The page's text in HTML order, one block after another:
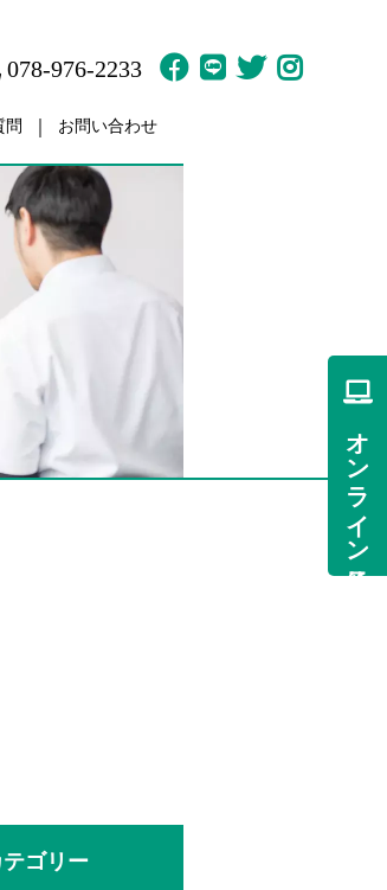
078-976-2233
訪問鍼灸マッサージ
体育の家庭教師
問 お問い合わせ
テゴリー
オンライン予約